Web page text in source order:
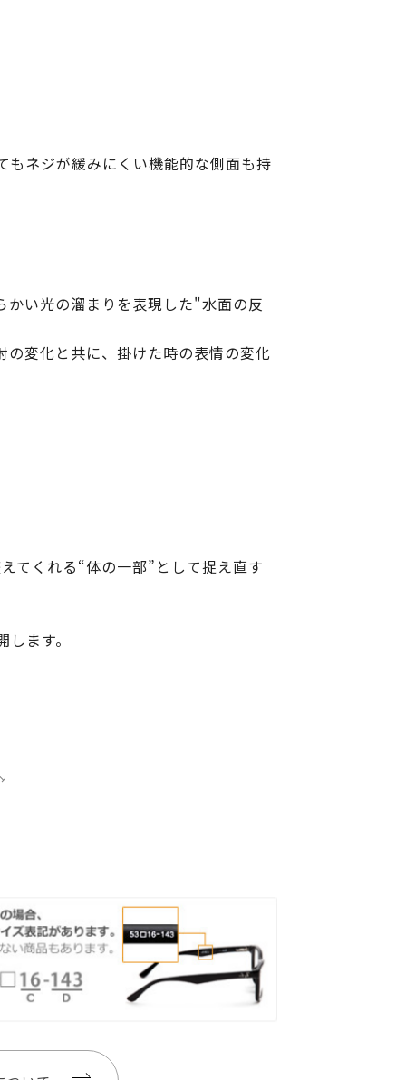
ネジが緩みにくい機能的な側面も持
い光の溜まりを表現した"水面の反
変化と共に、掛けた時の表情の変化
てくれる“体の一部”として捉え直す
ます。